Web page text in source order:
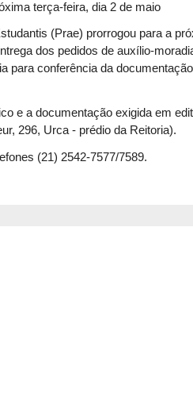
terça-feira, dia 2 de maio
(Prae) prorrogou para a
dos pedidos de auxílio-
para conferência da
e a documentação exigida em
296, Urca - prédio da Reitoria).
(21) 2542-7577/7589.